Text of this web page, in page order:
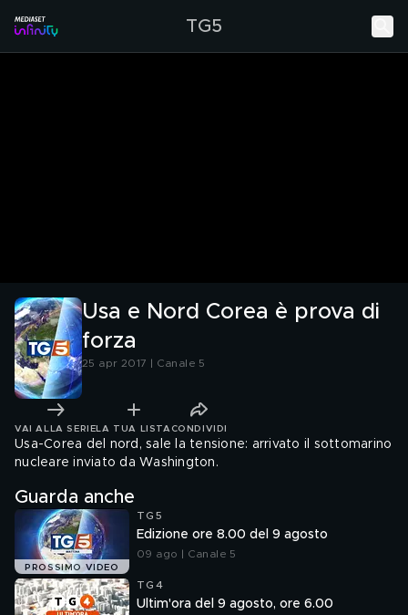
TG5
Usa e Nord Corea è prova di
forza
25 apr 2017 | Canale 5
VAI ALLA SERIE LA TUA LISTA CONDIVIDI
Usa-Corea del nord, sale la tensione: arrivato il sottomarino
nucleare inviato da Washington.
Guarda anche
PROSSIMO VIDEO
TG5
Edizione ore 8.00 del 9 agosto
09 ago | Canale 5
TG4
Ultim'ora del 9 agosto, ore 6.00